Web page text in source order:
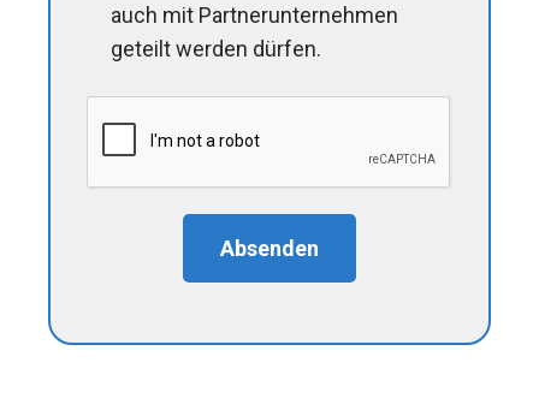
auch mit Partnerunternehmen
geteilt werden dürfen.
Absenden